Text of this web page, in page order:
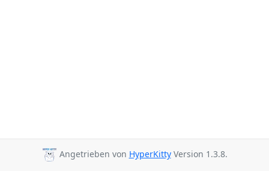
Angetrieben von HyperKittyVersion 1.3.8.